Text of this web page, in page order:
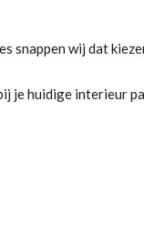
snappen wij dat
je huidige interieur